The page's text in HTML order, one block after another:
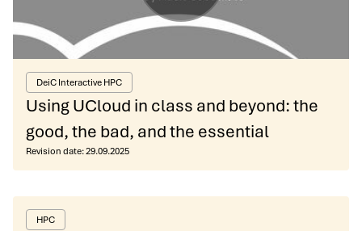
DeiC Interactive HPC
Using UCloud in class and beyond: the
good, the bad, and the essential
Revision date:29.09.2025
HPC